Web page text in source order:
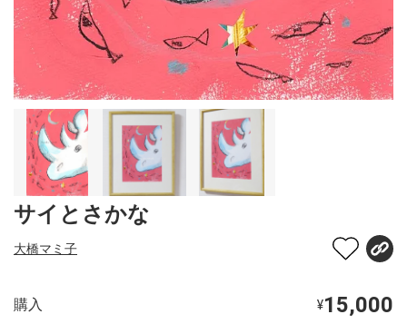
サイとさかな
大橋マミ子
購入 ¥15,000